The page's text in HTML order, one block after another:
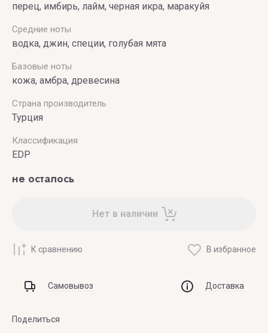
перец, имбирь, лайм, черная икра, маракуйя
Средние ноты
водка, джин, специи, голубая мята
Базовые ноты
кожа, амбра, древесина
Страна производитель
Турция
Классификация
EDP
не осталось
Нет в наличии
К сравнению В избранное
Самовывоз Доставка
Поделиться